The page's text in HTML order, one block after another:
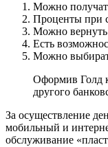
Можно
Проценты при
Можно
Есть
Можно
Оформив Голд
другого
За осуществление
мобильный и
обслуживание